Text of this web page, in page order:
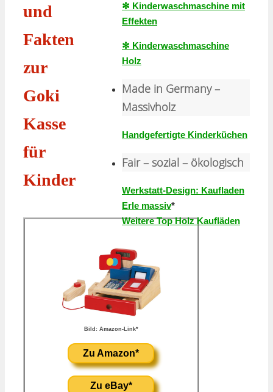
und
Fakten
zur
Goki
Kasse
für
Kinder
Bild: Amazon-Link*
Zu Amazon*
Zu eBay*
✻ Kinderwaschmaschine mit
Effekten
✻ Kinderwaschmaschine
Holz
Made in Germany –
Massivholz
Handgefertigte Kinderküchen
Fair – sozial – ökologisch
Werkstatt-Design: Kaufladen
Erle massiv*
Weitere Top Holz Kaufläden